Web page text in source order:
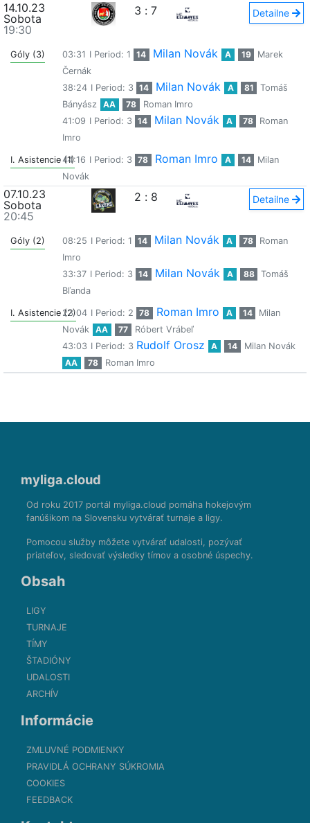
14.10.23
Sobota
19:30
3 : 7 Detailne
Góly (3) 03:31 I Period: 1 14 Milan Novák A 19
Marek
Černák
38:24 I Period: 3 14 Milan Novák A 81
Tomáš
Bányász
AA 78
Roman Imro
41:09 I Period: 3 14 Milan Novák A 78
Roman
Imro
I. Asistencie (1)44:16 I Period: 3 78 Roman Imro A 14
Milan
Novák
07.10.23
Sobota
20:45
2 : 8 Detailne
Góly (2) 08:25 I Period: 1 14 Milan Novák A 78
Roman
Imro
33:37 I Period: 3 14 Milan Novák A 88
Tomáš
Bľanda
I. Asistencie (2)23:04 I Period: 2 78 Roman Imro A 14
Milan
Novák
AA 77
Róbert Vrábeľ
43:03 I Period: 3 Rudolf Orosz A 14
Milan Novák
AA
78 Roman Imro
myliga.cloud
Od roku 2017 portál myliga.cloud pomáha hokejovým
fanúšikom na Slovensku vytvárať turnaje a ligy.
Pomocou služby môžete vytvárať udalosti, pozývať
priateľov, sledovať výsledky tímov a osobné úspechy.
Obsah
LIGY
TURNAJE
TÍMY
ŠTADIÓNY
UDALOSTI
ARCHÍV
Informácie
ZMLUVNÉ PODMIENKY
PRAVIDLÁ OCHRANY SÚKROMIA
COOKIES
FEEDBACK